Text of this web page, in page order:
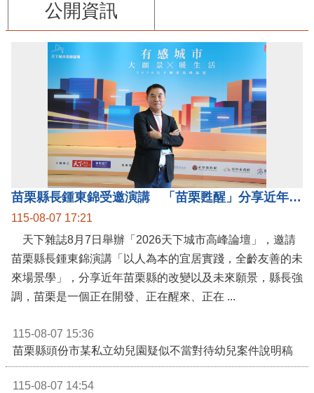
公開資訊
苗栗縣長鍾東錦受邀演講 「苗栗甦醒」分享近年轉變
115-08-07 17:21
天下雜誌8月7日舉辦「2026天下城市高峰論壇」，邀請
苗栗縣長鍾東錦演講「以人為本的宜居實踐，全齡友善的未
來場景學」，分享近年苗栗縣的改變以及未來願景，縣長強
調，苗栗是一個正在開發、正在醒來、正在 ...
115-08-07 15:36
苗栗縣頭份市某私立幼兒園疑似不當對待幼兒案件說明稿
115-08-07 14:54